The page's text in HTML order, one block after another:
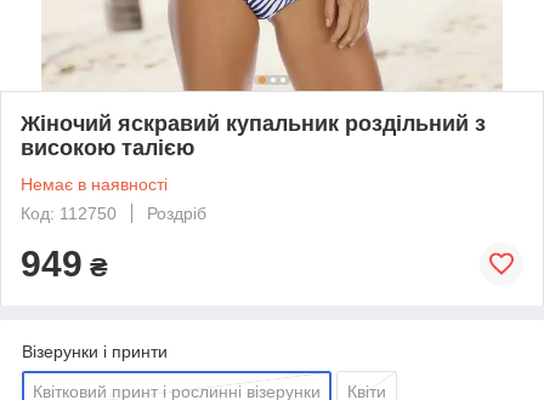
Жіночий яскравий купальник роздільний з
високою талією
Немає в наявності
Код: 112750
Роздріб
949 ₴
Візерунки і принти
Квітковий принт і рослинні візерунки Квіти